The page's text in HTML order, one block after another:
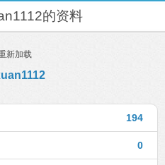
的资料
新加载
194
0